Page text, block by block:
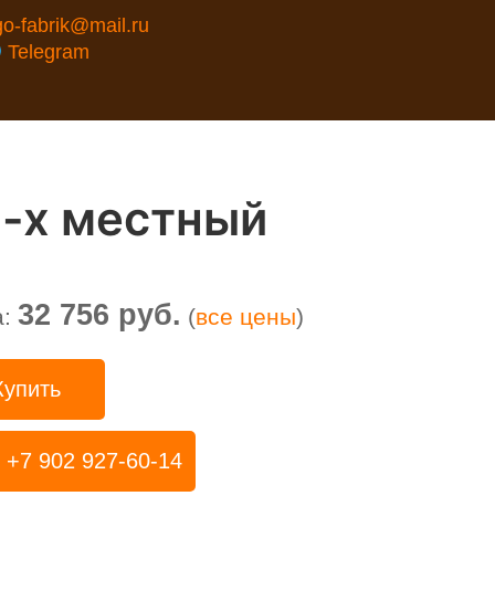
fabrik@mail.ru
Telegram
х местный
32 756 руб. (все цены)
+7 902 927-60-14